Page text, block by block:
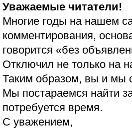
Уважаемые читатели!
Многие годы на нашем
комментирования,
говорится «без
Отключил не только на
Таким образом, вы и мы
Мы постараемся найти
потребуется время.
С уважением,